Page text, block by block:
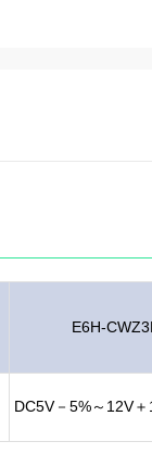
E6H-
DC5V－5%～12V